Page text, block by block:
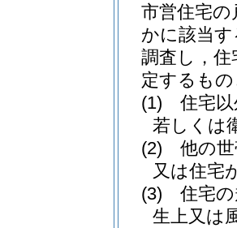
市営住宅
かに該当
調査し，
定するも
(1)
住宅
若しくは
(2)
他の
又は住宅
(3)
住宅
生上又は